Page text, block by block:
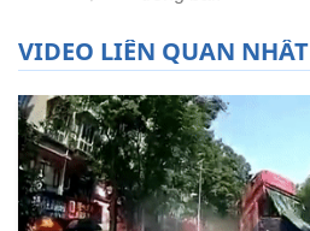
VIDEO LIÊN QUAN NHẤT